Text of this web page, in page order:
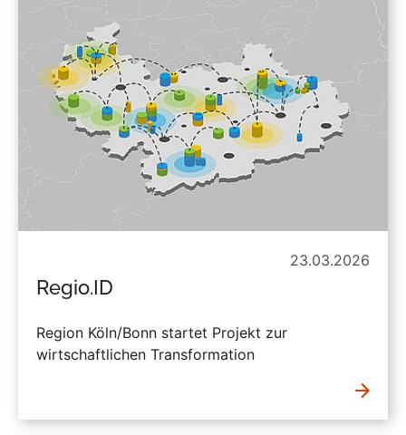
23.03.2026
Regio.ID
Region Köln/Bonn startet Projekt zur
wirtschaftlichen Transformation